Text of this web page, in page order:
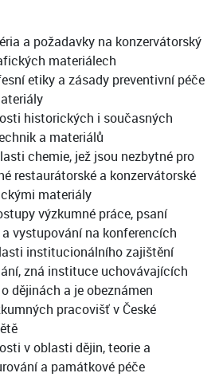
a požadavky na konzervátorský
materiálech
etiky a zásady preventivní péče
historických i současných
a materiálů
chemie, jež jsou nezbytné pro
restaurátorské a konzervátorské
materiály
výzkumné práce, psaní
vystupování na konferencích
institucionálního zajištění
zná instituce uchovávajících
dějinách a je obeznámen
pracovišť v České
v oblasti dějin, teorie a
a památkové péče